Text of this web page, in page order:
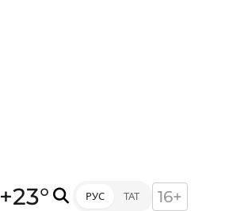
+23° РУС ТАТ 16+